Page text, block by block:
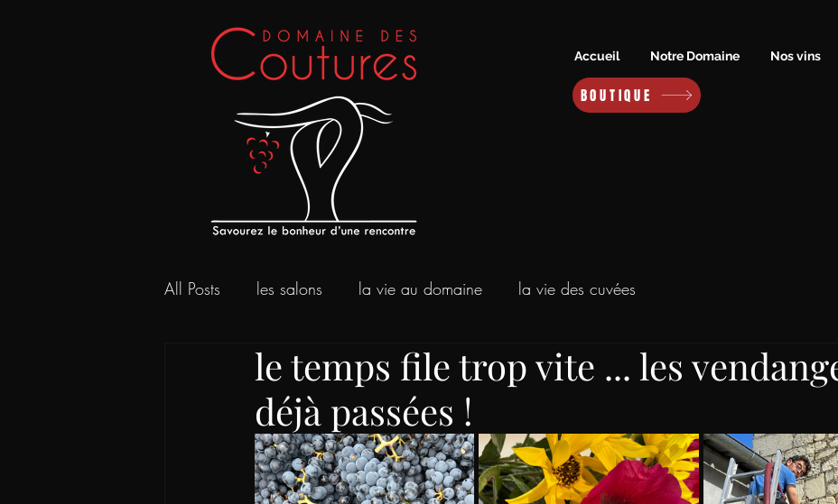
Accueil Notre Domaine Nos vins
BOUTIQUE
All Posts les salons la vie au domaine la vie des cuvées
le temps file trop vite ... les
déjà passées !